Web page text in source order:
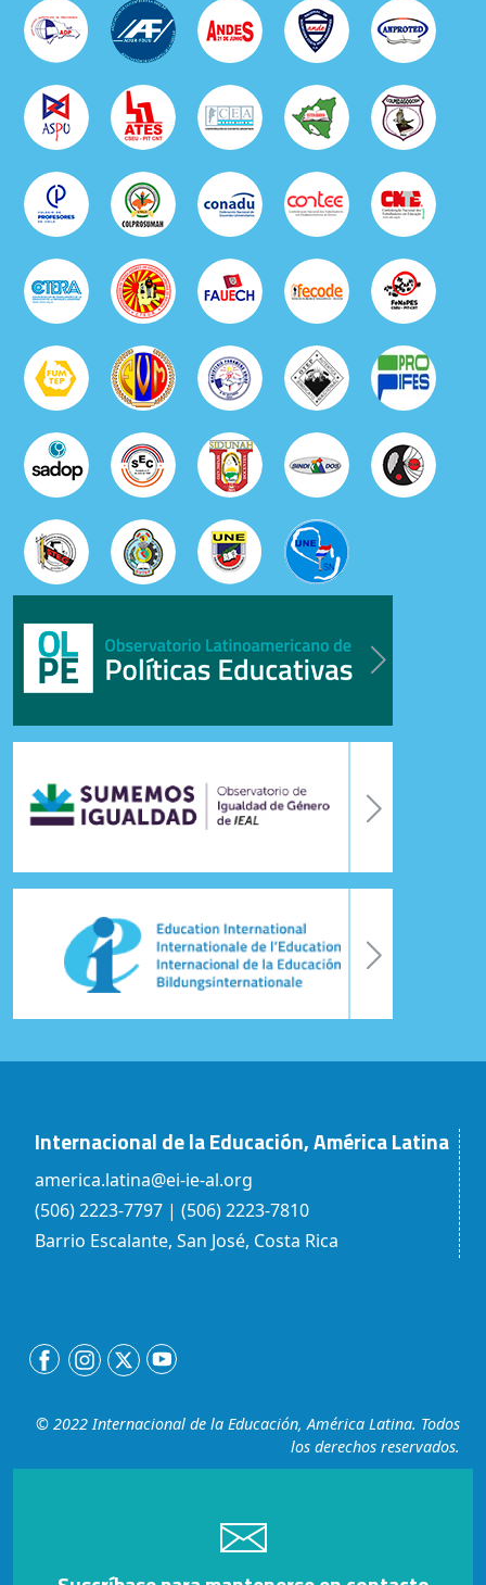
Internacional de la Educación, América Latina
america.latina@ei-ie-al.org
(506) 2223-7797 | (506) 2223-7810
Barrio Escalante, San José, Costa Rica
© 2022 Internacional de la Educación, América Latina. Todos
los derechos reservados.